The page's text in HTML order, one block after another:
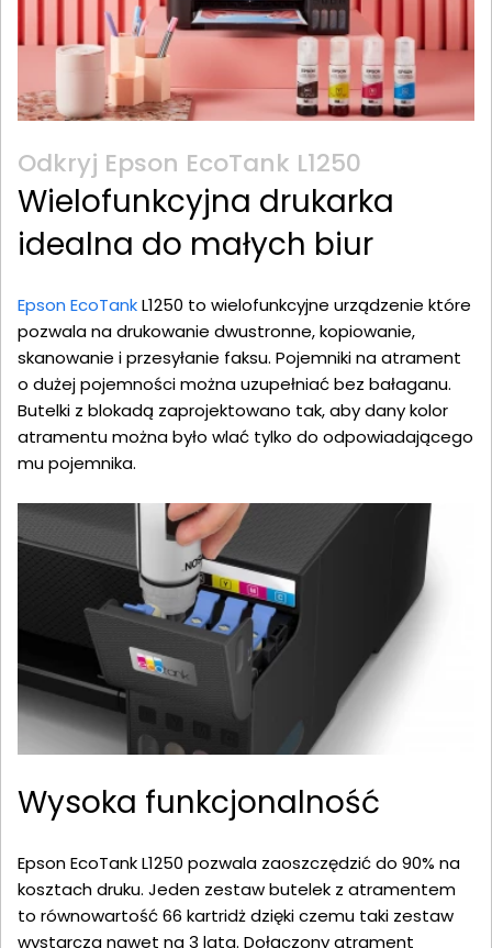
Odkryj Epson EcoTank L1250
Wielofunkcyjna drukarka
idealna do małych biur
Epson EcoTankL1250 to wielofunkcyjne urządzenie które
pozwala na drukowanie dwustronne, kopiowanie,
skanowanie i przesyłanie faksu. Pojemniki na atrament
o dużej pojemności można uzupełniać bez bałaganu.
Butelki z blokadą zaprojektowano tak, aby dany kolor
atramentu można było wlać tylko do odpowiadającego
mu pojemnika.
Wysoka funkcjonalność
Epson EcoTank L1250 pozwala zaoszczędzić do 90% na
kosztach druku. Jeden zestaw butelek z atramentem
to równowartość 66 kartridż dzięki czemu taki zestaw
wystarcza nawet na 3 lata. Dołączony atrament